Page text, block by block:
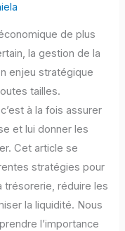
de plus
la gestion de la
enjeu stratégique
tailles.
à la fois assurer
et lui donner les
Cet article se
stratégies pour
trésorerie, réduire les
la liquidité. Nous
l’importance